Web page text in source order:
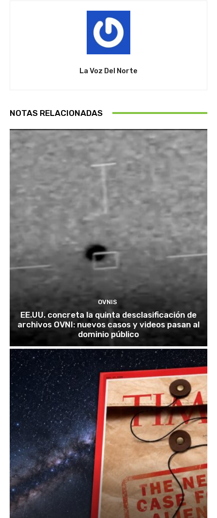
La Voz Del Norte
NOTAS RELACIONADAS
OVNIS
EE.UU. concreta la quinta desclasificación de
archivos OVNI: nuevos casos y videos pasan al
dominio público